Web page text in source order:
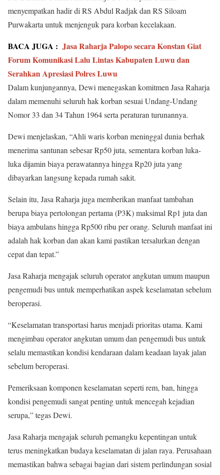
menyempatkan hadir di RS Abdul Radjak dan RS Siloam
Purwakarta untuk menjenguk para korban kecelakaan.
BACA JUGA : Jasa Raharja Palopo secara Konstan Giat
Forum Komunikasi Lalu Lintas Kabupaten Luwu dan
Serahkan Apresiasi Polres Luwu
Dalam kunjungannya, Dewi menegaskan komitmen Jasa Raharja
dalam memenuhi seluruh hak korban sesuai Undang-Undang
Nomor 33 dan 34 Tahun 1964 serta peraturan turunannya.
Dewi menjelaskan, “Ahli waris korban meninggal dunia berhak
menerima santunan sebesar Rp50 juta, sementara korban luka-
luka dijamin biaya perawatannya hingga Rp20 juta yang
dibayarkan langsung kepada rumah sakit.
Selain itu, Jasa Raharja juga memberikan manfaat tambahan
berupa biaya pertolongan pertama (P3K) maksimal Rp1 juta dan
biaya ambulans hingga Rp500 ribu per orang. Seluruh manfaat ini
adalah hak korban dan akan kami pastikan tersalurkan dengan
cepat dan tepat.”
Jasa Raharja mengajak seluruh operator angkutan umum maupun
pengemudi bus untuk memperhatikan aspek keselamatan sebelum
beroperasi.
“Keselamatan transportasi harus menjadi prioritas utama. Kami
mengimbau operator angkutan umum dan pengemudi bus untuk
selalu memastikan kondisi kendaraan dalam keadaan layak jalan
sebelum beroperasi.
Pemeriksaan komponen keselamatan seperti rem, ban, hingga
kondisi pengemudi sangat penting untuk mencegah kejadian
serupa,” tegas Dewi.
Jasa Raharja mengajak seluruh pemangku kepentingan untuk
terus meningkatkan budaya keselamatan di jalan raya. Perusahaan
memastikan bahwa sebagai bagian dari sistem perlindungan sosial